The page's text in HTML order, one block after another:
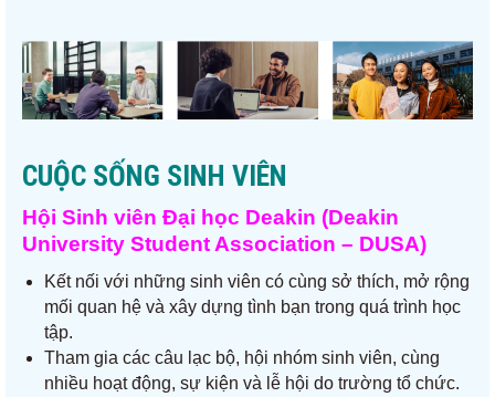
CUỘC SỐNG SINH VIÊN
Hội Sinh viên Đại học Deakin (Deakin
University Student Association – DUSA)
Kết nối với những sinh viên có cùng sở thích, mở rộng
mối quan hệ và xây dựng tình bạn trong quá trình học
tập.
Tham gia các câu lạc bộ, hội nhóm sinh viên, cùng
nhiều hoạt động, sự kiện và lễ hội do trường tổ chức.